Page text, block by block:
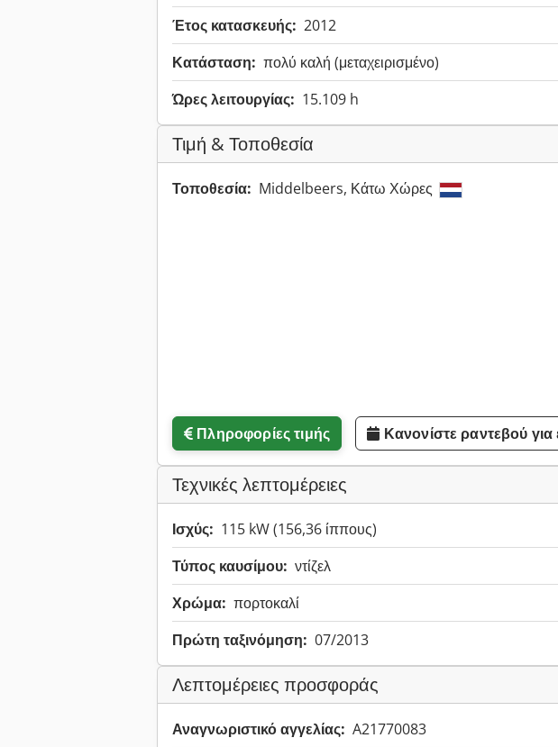
Έτος κατασκευής: 2012
Κατάσταση: πολύ καλή (μεταχειρισμένο)
Ώρες λειτουργίας: 15.109 h
Τιμή & Τοποθεσία
Τοποθεσία: Middelbeers, Κάτω Χώρες
Πληροφορίες τιμής Κανονίστε ραντεβού
Τεχνικές λεπτομέρειες
Ισχύς: 115 kW (156,36 ίππους)
Τύπος καυσίμου: ντίζελ
Χρώμα: πορτοκαλί
Πρώτη ταξινόμηση: 07/2013
Λεπτομέρειες προσφοράς
Αναγνωριστικό αγγελίας: A21770083